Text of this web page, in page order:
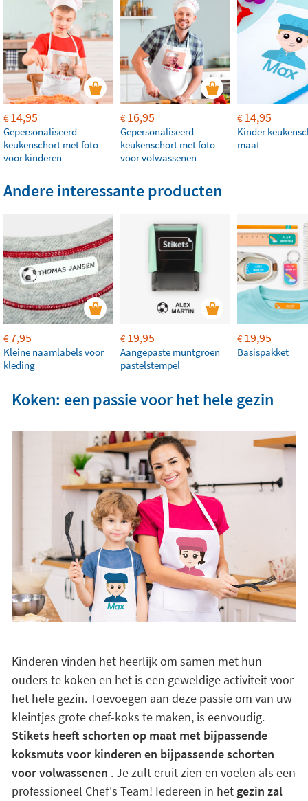
€14,95
Gepersonaliseerd
keukenschort met foto
voor kinderen
€16,95
Gepersonaliseerd
keukenschort met foto
voor volwassenen
€14,95
Kinder
maat
Andere interessante producten
€7,95
Kleine naamlabels voor
kleding
€19,95
Aangepaste muntgroen
pastelstempel
€19,95
Basispakket
Koken: een passie voor het hele gezin
Kinderen vinden het heerlijk om samen met hun
ouders te koken en het is een geweldige activiteit voor
het hele gezin. Toevoegen aan deze passie om van uw
kleintjes grote chef-koks te maken, is eenvoudig.
Stikets heeft schorten op maat met bijpassende
koksmuts voor kinderen en bijpassende schorten
voor volwassenen . Je zult eruit zien en voelen als een
professioneel Chef's Team! Iedereen in het gezin zal